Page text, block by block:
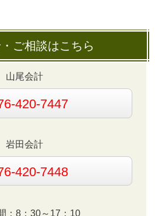
ご相談はこちら
山尾会計
420-7447
岩田会計
420-7448
：8：30～17：10